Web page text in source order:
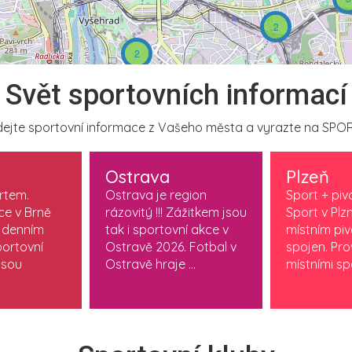
2
2
Svět sportovních informací
sportovní informace z Vašeho města a vyrazte na
v Brně
Ostrava
Ostrava je region
rázovitý !!! Zážitkem jsou
tak i sportovní akce v
Ostravě 2026. Fotbal v
Ostravě hraje ...
Plzeň
Sport +
Sport v
místním
spojen.
místními